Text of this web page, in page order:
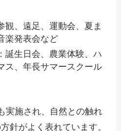
観、遠足、運動会、夏ま
楽発表会など
誕生日会、農業体験、ハ
ス、年長サマースクール
実施され、自然との触れ
針がよく表れています。